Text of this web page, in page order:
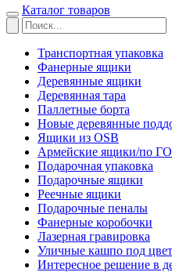
Каталог товаров
Транспортная упаковка
Фанерные ящики
Деревянные ящики
Деревянная тара
Паллетные борта
Новые деревянные
Ящики из OSB
Армейские ящики/по
Подарочная упаковка
Подарочные ящики
Реечные ящики
Подарочные пеналы
Фанерные коробочки
Лазерная гравировка
Уличные кашпо под
Интересное решение в